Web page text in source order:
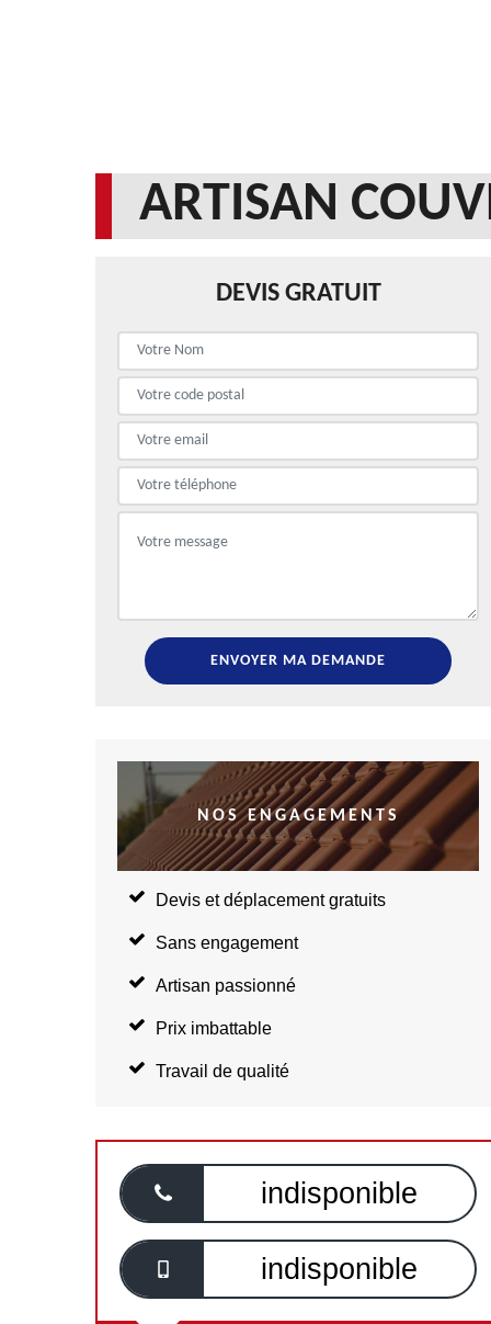
ARTISAN
DEVIS GRATUIT
NOS ENGAGEMENTS
Devis et déplacement gratuits
Sans engagement
Artisan passionné
Prix imbattable
Travail de qualité
indisponible
indisponible